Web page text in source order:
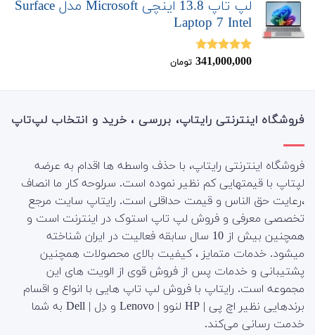
لپ تاپ 13.8 اینچی Microsoft مدل Surface
Laptop 7 Intel
نمره4.67
341,000,000 تومان
فروشگاه اینترنتی رایتاپ، بررسی ، خرید و انتخاب لپ‌تاپ
فروشگاه اینترنتی رایتاپ، با حذف واسطه ها اقدام به عرضه
لپتاپ با قیمتهایی کم نظیر نموده است. سرلوحه کار ما انصاف
،رعایت حق الناس و قیمت حداقلی است. رایتاپ سایت مرجع
تخصصی معرفی و فروش لپ تاپ استوک در اینترنت است و
همچنین بیش از 10 سال سابقه فعالیت در ایران شناخته
میشود. خدمات متمایز ، کیفیت بالای محصولات همچنین
پشتیبانی و خدمات پس از فروش قوی از الویت های این
مجموعه است. رایتاپ با فروش لپ تاپ هایی با انواع و اقسام
برندهایی نظیر اچ پی | HP لنوو | Lenovo و دِل | Dell به شما
خدمت رسانی می‌کند.